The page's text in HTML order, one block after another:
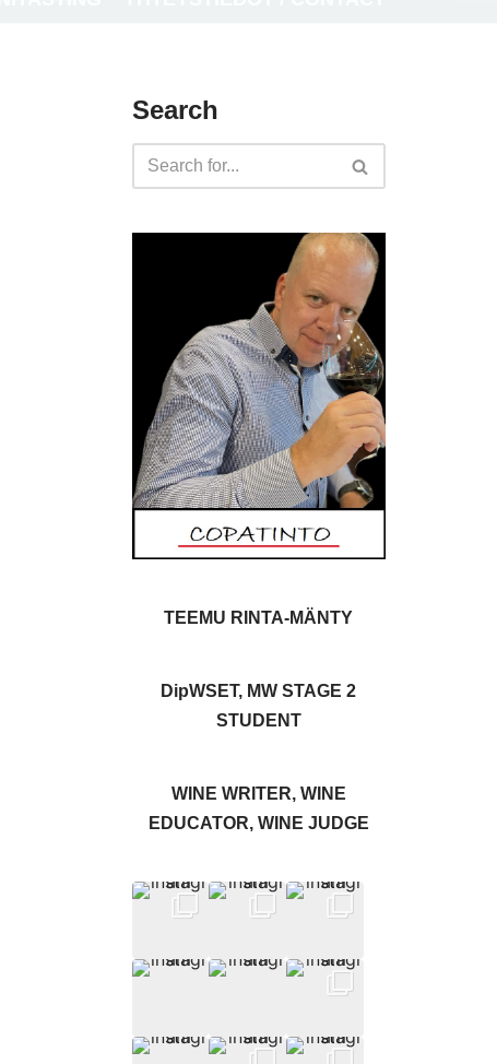
Search
TEEMU RINTA-MÄNTY
DipWSET, MW STAGE 2
STUDENT
WINE WRITER, WINE
EDUCATOR, WINE JUDGE